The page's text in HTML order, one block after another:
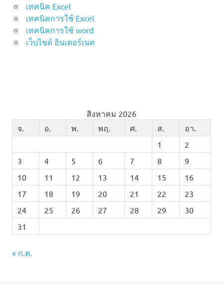
เทคนิค Excel
เทคนิคการใช้ Excel
เทคนิคการใช้ word
เว็บไซด์ อินเตอร์เนต
สิงหาคม 2026
จ.
อ. พ. พฤ. ศ. ส.
อา.
1
2
3
4 5 6 7 8
9
10
11 12 13 14 15
16
17
18 19 20 21 22
23
24
25 26 27 28 29
30
31
« ก.ค.